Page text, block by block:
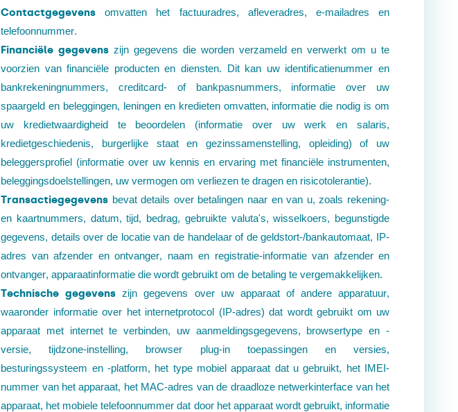
Contactgegevensomvatten het factuuradres, afleveradres, e-mailadres en
telefoonnummer.
Financiële gegevens zijn gegevens die worden verzameld en verwerkt om u te
voorzien van financiële producten en diensten. Dit kan uw identificatienummer en
bankrekeningnummers, creditcard- of bankpasnummers, informatie over uw
spaargeld en beleggingen, leningen en kredieten omvatten, informatie die nodig is om
uw kredietwaardigheid te beoordelen (informatie over uw werk en salaris,
kredietgeschiedenis, burgerlijke staat en gezinssamenstelling, opleiding) of uw
beleggersprofiel (informatie over uw kennis en ervaring met financiële instrumenten,
beleggingsdoelstellingen, uw vermogen om verliezen te dragen en risicotolerantie).
Transactiegegevens bevat details over betalingen naar en van u, zoals rekening-
en kaartnummers, datum, tijd, bedrag, gebruikte valuta's, wisselkoers, begunstigde
gegevens, details over de locatie van de handelaar of de geldstort-/bankautomaat, IP-
adres van afzender en ontvanger, naam en registratie-informatie van afzender en
ontvanger, apparaatinformatie die wordt gebruikt om de betaling te vergemakkelijken.
Technische gegevenszijn gegevens over uw apparaat of andere apparatuur,
waaronder informatie over het internetprotocol (IP-adres) dat wordt gebruikt om uw
apparaat met internet te verbinden, uw aanmeldingsgegevens, browsertype en -
versie, tijdzone-instelling, browser plug-in toepassingen en versies,
besturingssysteem en -platform, het type mobiel apparaat dat u gebruikt, het IMEI-
nummer van het apparaat, het MAC-adres van de draadloze netwerkinterface van het
apparaat, het mobiele telefoonnummer dat door het apparaat wordt gebruikt, informatie